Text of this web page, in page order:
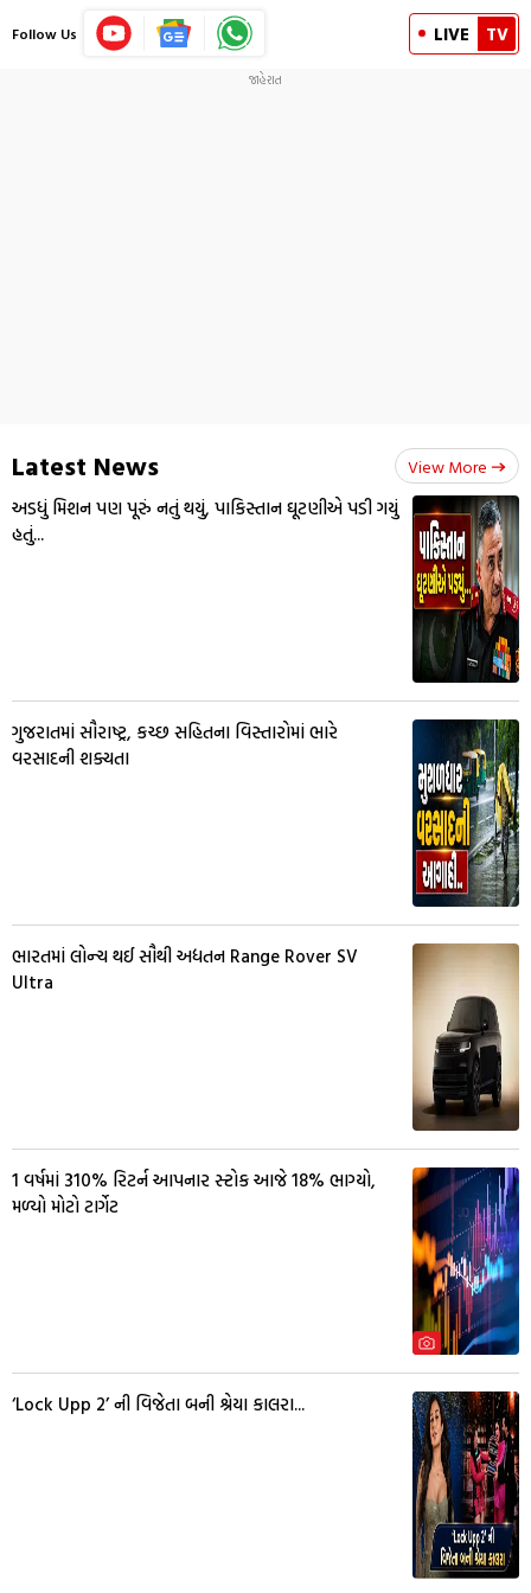
Follow Us LIVE TV
Latest News View More
અડધું મિશન પણ પૂરું નતું થયું, પાકિસ્તાન ઘૂટણીએ પડી ગયું
હતું...
ગુજરાતમાં સૌરાષ્ટ્ર, કચ્છ સહિતના વિસ્તારોમાં ભારે
વરસાદની શક્યતા
ભારતમાં લોન્ચ થઈ સૌથી અદ્યતન Range Rover SV
Ultra
1 વર્ષમાં 310% રિટર્ન આપનાર સ્ટોક આજે 18% ભાગ્યો,
મળ્યો મોટો ટાર્ગેટ
‘Lock Upp 2’ ની વિજેતા બની શ્રેયા કાલરા...